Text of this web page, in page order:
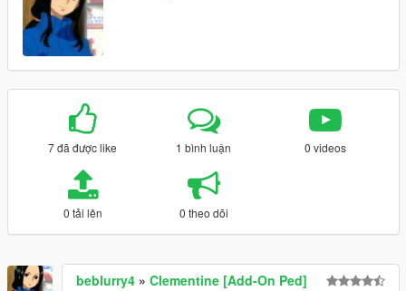
7 đã được like 1 bình luận 0 videos
0 tải lên 0 theo dõi
beblurry4 » Clementine [Add-On Ped]